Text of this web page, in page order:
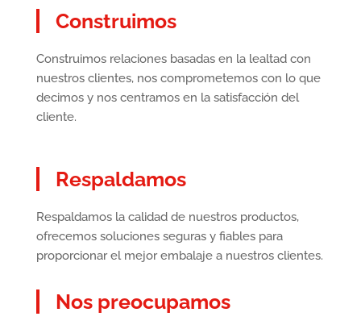
Construimos
Construimos relaciones basadas en la lealtad con
nuestros clientes, nos comprometemos con lo que
decimos y nos centramos en la satisfacción del
cliente.
Respaldamos
Respaldamos la calidad de nuestros productos,
ofrecemos soluciones seguras y fiables para
proporcionar el mejor embalaje a nuestros clientes.
Nos preocupamos